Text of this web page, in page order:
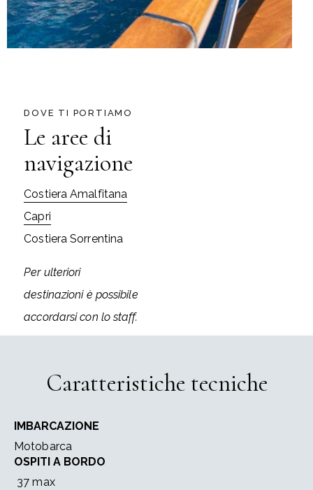
DOVE TI PORTIAMO
Le aree di
navigazione
Costiera Amalfitana
Capri
Costiera Sorrentina
Per ulteriori
destinazioni è possibile
accordarsi con lo staff.
Caratteristiche tecniche
IMBARCAZIONE
Motobarca
OSPITI A BORDO
37 max